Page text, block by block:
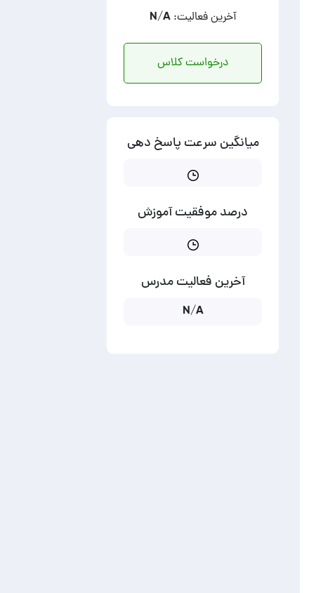
آخرین فعالیت: N/A
درخواست کلاس
میانگین سرعت پاسخ دهی
درصد موفقیت آموزش
آخرین فعالیت مدرس
N/A